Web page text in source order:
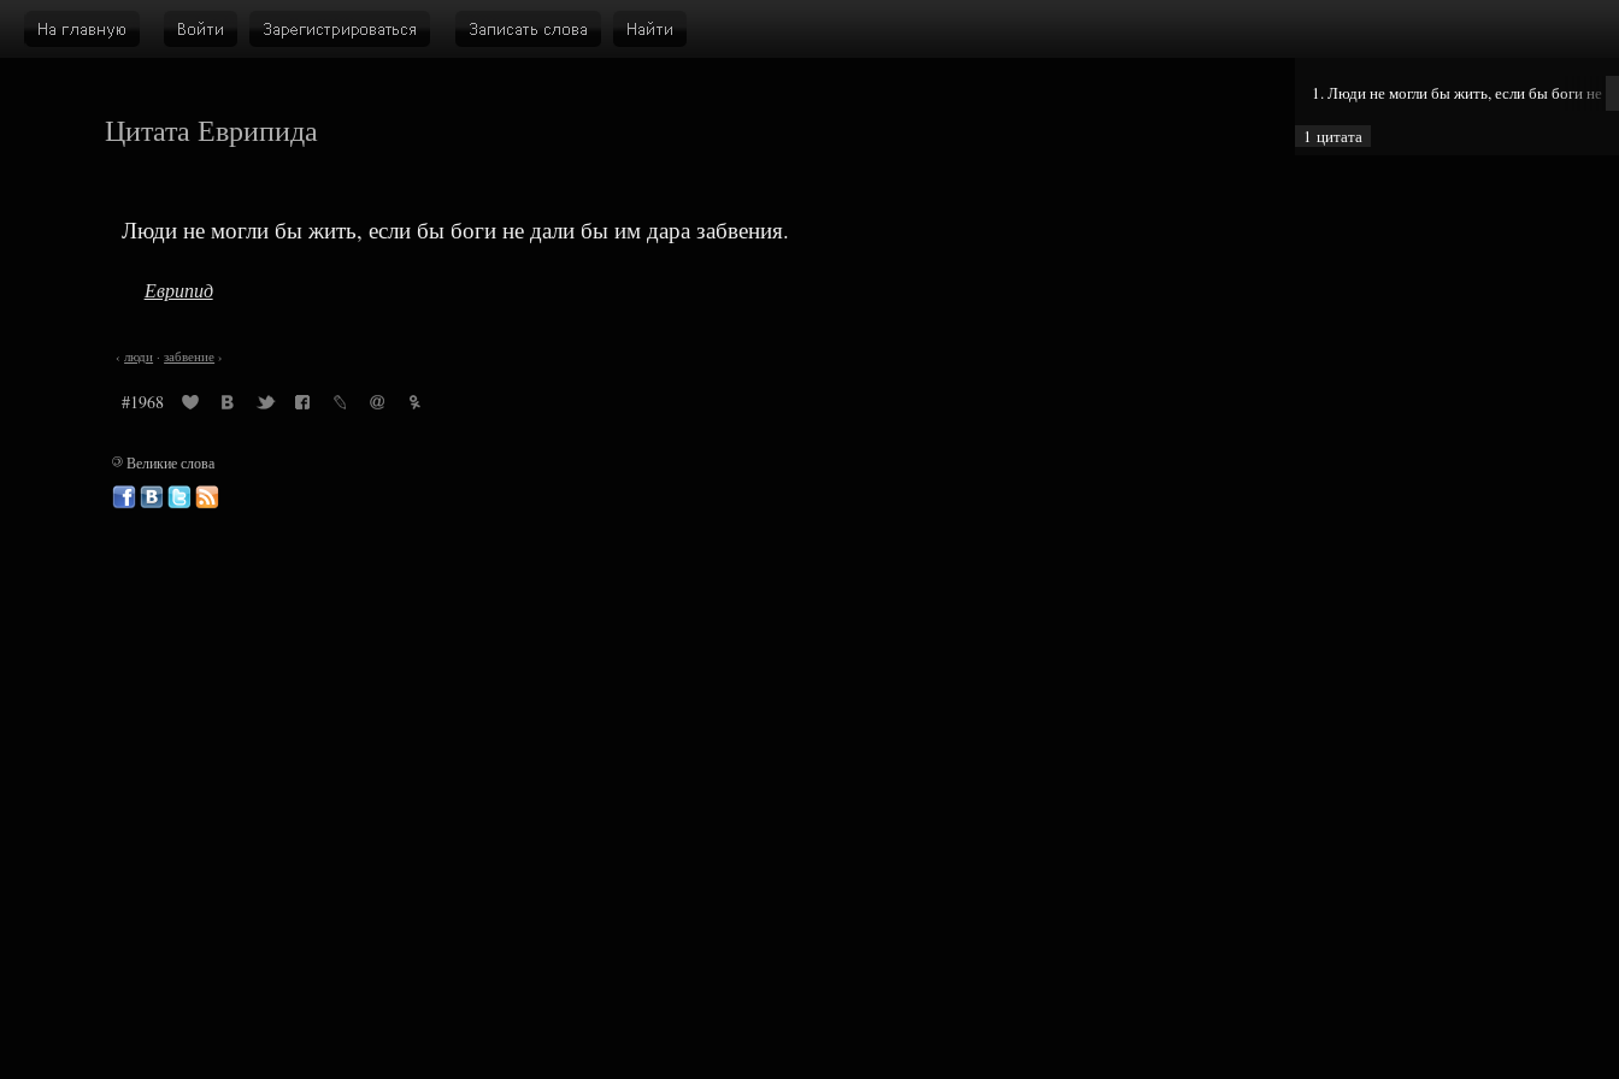
Цитата Еврипида
Люди не могли бы жить, если бы боги не дали бы им дара забвения.
Еврипид
‹ люди ·забвение ›
#1968
1. Люди не могли бы жить, если бы боги не
1 цитата
©Великие слова